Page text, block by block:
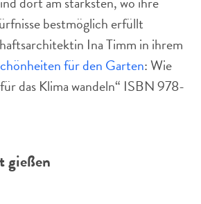
bestmöglich erfüllt
Ina Timm in ihrem
für den Garten: Wie
das Klima wandeln“ ISBN 978-
gießen